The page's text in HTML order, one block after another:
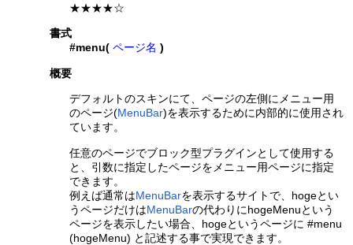
★★★★☆
書式
#menu( ページ名 )
概要
デフォルトのスキンにて、ページの左側にメニュー用
のページ(MenuBar)を表示するために内部的に使用され
ています。
任意のページでブロック型プラグインとして使用する
と、引数に指定したページをメニュー用ページに指定
できます。
例えば通常はMenuBarを表示するサイトで、hogeとい
うページだけはMenuBarの代わりにhogeMenuという
ページを表示したい場合、hogeというページに #menu
(hogeMenu) と記述する事で実現できます。